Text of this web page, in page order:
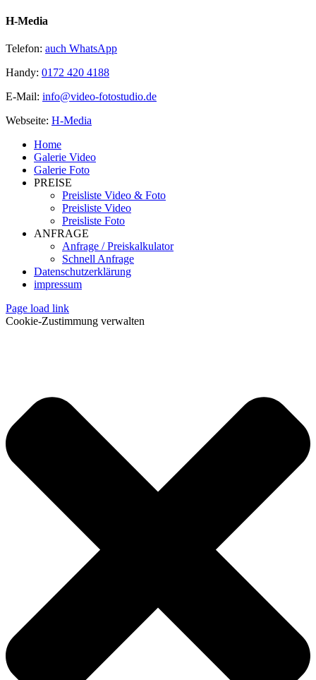
H-Media
Telefon: auch WhatsApp
Handy: 0172 420 4188
E-Mail: info@video-fotostudio.de
Webseite: H-Media
Home
Galerie Video
Galerie Foto
PREISE
Preisliste Video & Foto
Preisliste Video
Preisliste Foto
ANFRAGE
Anfrage / Preiskalkulator
Schnell Anfrage
Datenschutzerklärung
impressum
Page load link
Cookie-Zustimmung verwalten